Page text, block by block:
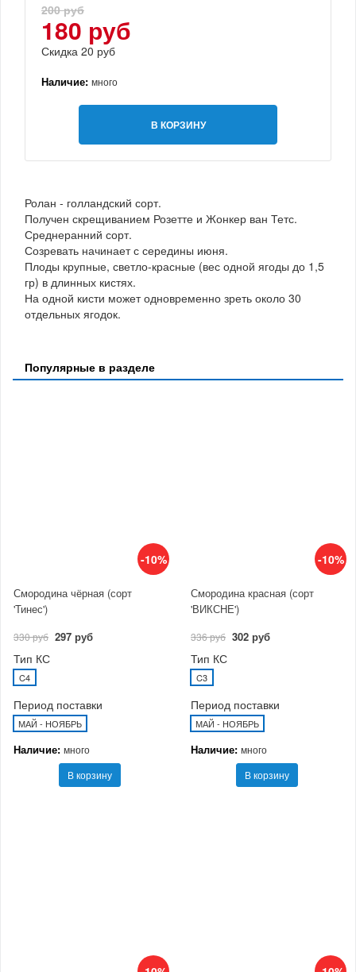
200 руб
180 руб
Скидка 20 руб
Наличие: много
В КОРЗИНУ
Ролан - голландский сорт.
Получен скрещиванием Розетте и Жонкер ван Тетс.
Среднеранний сорт.
Созревать начинает с середины июня.
Плоды крупные, светло-красные (вес одной ягоды до 1,5
гр) в длинных кистях.
На одной кисти может одновременно зреть около 30
отдельных ягодок.
Популярные в разделе
-10%
Смородина чёрная (сорт
'Тинес')
330 руб 297 руб
Тип КС
C4
Период поставки
МАЙ - НОЯБРЬ
Наличие: много
В корзину
-10%
Смородина красная (сорт
'ВИКСНЕ')
336 руб 302 руб
Тип КС
C3
Период поставки
МАЙ - НОЯБРЬ
Наличие: много
В корзину